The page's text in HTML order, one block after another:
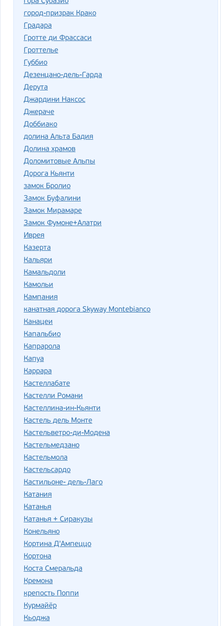
город-призрак Крако
Градара
Гротте ди Фрассаси
Гроттелье
Губбио
Дезенцано-дель-Гарда
Дерута
Джардини Наксос
Джераче
Доббиако
долина Альта Бадия
Долина храмов
Доломитовые Альпы
Дорога Кьянти
замок Бролио
Замок Буфалини
Замок Мирамаре
Замок Фумоне+Алатри
Иврея
Казерта
Кальяри
Камальдоли
Камольи
Кампания
канатная дорога Skyway Montebianco
Канацеи
Капальбио
Капрарола
Капуа
Каррара
Кастеллабате
Кастелли Романи
Кастеллина-ин-Кьянти
Кастель дель Монте
Кастельветро-ди-Модена
Кастельмедзано
Кастельмола
Кастельсардо
Кастильоне- дель-Лаго
Катания
Катанья
Катанья + Сиракузы
Конельяно
Кортина Д'Ампеццо
Кортона
Коста Смеральда
Кремона
крепость Поппи
Курмайёр
Кьоджа